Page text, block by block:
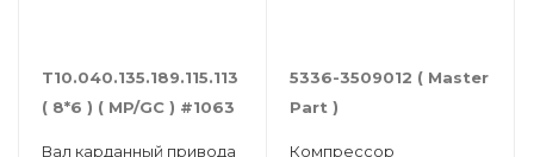
Т10.040.135.189.115.113
( 8*6 ) ( MP/GC ) #1063
Вал карданный привода
5336-3509012 ( Master
Part )
Компрессор